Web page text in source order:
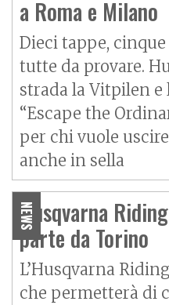
a Roma e Milano
Dieci tappe,
tutte da provare.
strada la Vitpilen e
“Escape the
per chi vuole
anche in sella
NEWS
Husqvarna
parte da Torino
L’Husqvarna
che permetterà di